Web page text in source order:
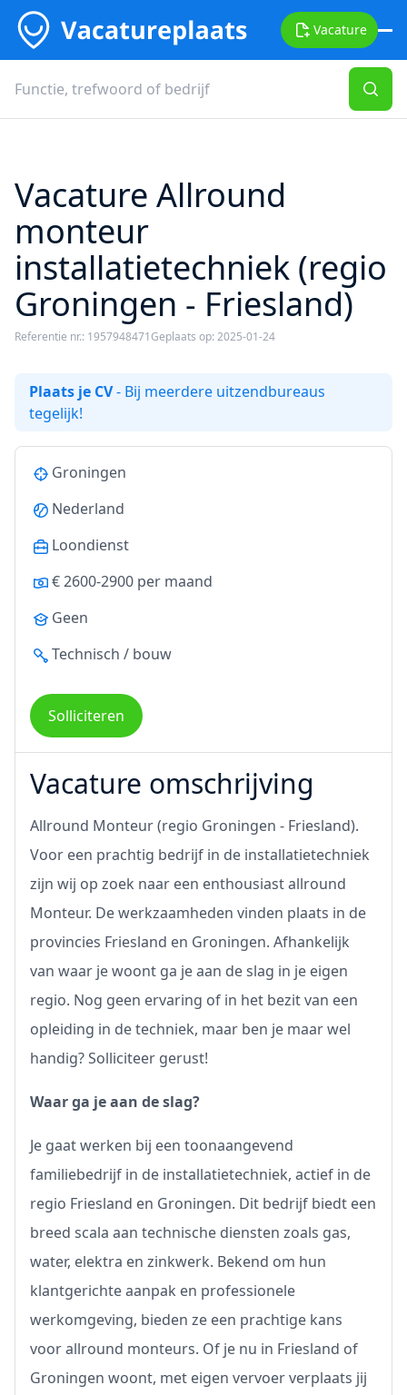
Vacature
Vacature Allround
monteur
installatietechniek (regio
Groningen - Friesland)
Referentie nr.: 1957948471Geplaats op: 2025-01-24
Plaats je CV- Bij meerdere uitzendbureaus
tegelijk!
Groningen
Nederland
Loondienst
€ 2600-2900 per maand
Geen
Technisch / bouw
Solliciteren
Vacature omschrijving
Allround Monteur (regio Groningen - Friesland).
Voor een prachtig bedrijf in de installatietechniek
zijn wij op zoek naar een enthousiast allround
Monteur. De werkzaamheden vinden plaats in de
provincies Friesland en Groningen. Afhankelijk
van waar je woont ga je aan de slag in je eigen
regio. Nog geen ervaring of in het bezit van een
opleiding in de techniek, maar ben je maar wel
handig? Solliciteer gerust!
Waar ga je aan de slag?
Je gaat werken bij een toonaangevend
familiebedrijf in de installatietechniek, actief in de
regio Friesland en Groningen. Dit bedrijf biedt een
breed scala aan technische diensten zoals gas,
water, elektra en zinkwerk. Bekend om hun
klantgerichte aanpak en professionele
werkomgeving, bieden ze een prachtige kans
voor allround monteurs. Of je nu in Friesland of
Groningen woont, met eigen vervoer verplaats jij